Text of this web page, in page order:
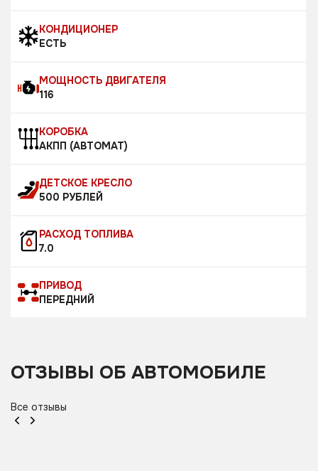
КОНДИЦИОНЕР
ЕСТЬ
МОЩНОСТЬ ДВИГАТЕЛЯ
116
КОРОБКА
АКПП (АВТОМАТ)
ДЕТСКОЕ КРЕСЛО
500 РУБЛЕЙ
РАСХОД ТОПЛИВА
7.0
ПРИВОД
ПЕРЕДНИЙ
ОТЗЫВЫ ОБ АВТОМОБИЛЕ
Все отзывы